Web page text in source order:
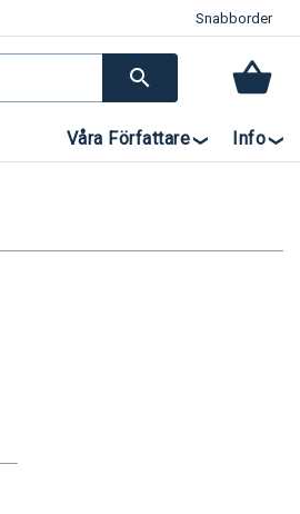
Snabborder
search
Våra Författare Info